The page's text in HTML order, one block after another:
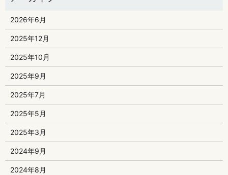
2026年6月
2025年12月
2025年10月
2025年9月
2025年7月
2025年5月
2025年3月
2024年9月
2024年8月